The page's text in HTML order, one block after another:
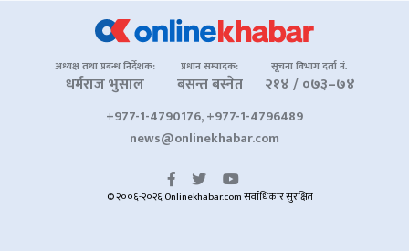
अध्यक्ष तथा प्रबन्ध निर्देशक:
धर्मराज भुसाल
प्रधान सम्पादक:
बसन्त बस्नेत
सूचना विभाग दर्ता नं.
२१४ / ०७३–७४
+977-1-4790176, +977-1-4796489
news@onlinekhabar.com
© २००६-२०२६ Onlinekhabar.com सर्वाधिकार सुरक्षित